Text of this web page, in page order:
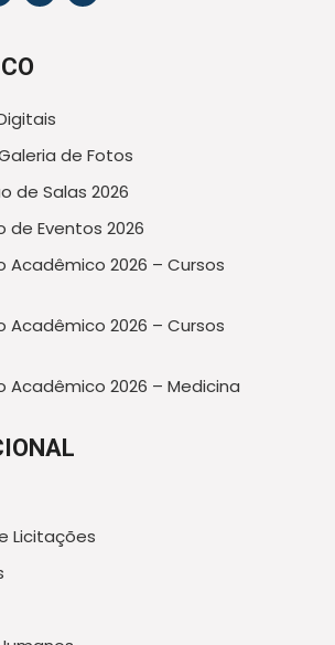
de Fotos
de Salas 2026
de Eventos 2026
Acadêmico 2026 – Cursos
Acadêmico 2026 – Cursos
Acadêmico 2026 – Medicina
Licitações